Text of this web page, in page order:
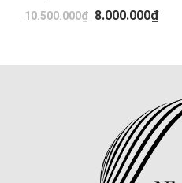
10.500.000₫ 8.000.000₫